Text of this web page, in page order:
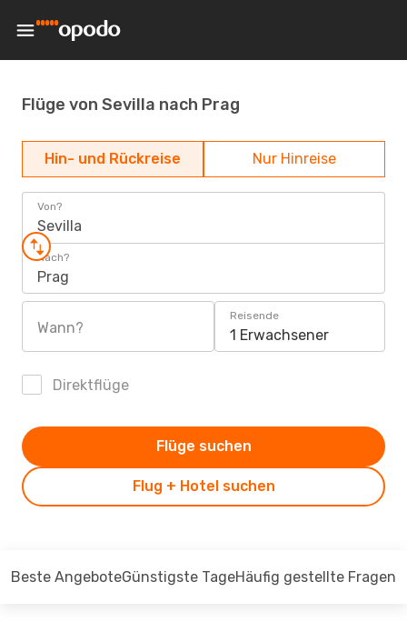
Flüge von Sevilla nach Prag
Hin- und Rückreise Nur Hinreise
Von?
Sevilla
Nach?
Prag
Wann?
Reisende
1 Erwachsener
Direktflüge
Flug + Hotel suchen
Flüge suchen
Beste AngeboteGünstigste TageHäufig gestellte Fragen